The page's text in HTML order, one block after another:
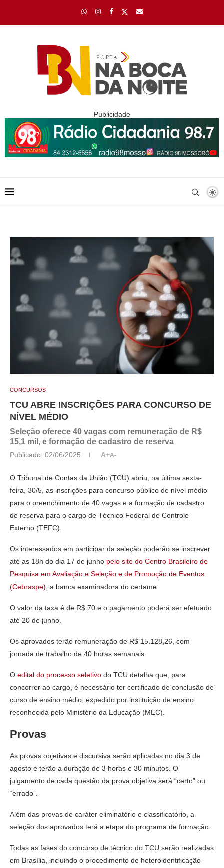
Publicidade
CONCURSOS
TCU ABRE INSCRIÇÕES PARA CONCURSO DE
NÍVEL MÉDIO
Seleção oferece 40 vagas com remuneração de R$
15,1 mil, e formação de cadastro de reserva
Publicado: 02/06/2025 A+A-
O Tribunal de Contas da União (TCU) abriu, na última sexta-
feira, 30/5, as inscrições para concurso público de nível médio
para o preenchimento de 40 vagas e a formação de cadastro
de reserva para o cargo de Técnico Federal de Controle
Externo (TEFC).
Os interessados em participar da seleção poderão se inscrever
até as 18h do dia 17 de junho pelo site do Centro Brasileiro de
Pesquisa em Avaliação e Seleção e de Promoção de Eventos
(Cebraspe) , a banca examinadora do certame.
O valor da taxa é de R$ 70 e o pagamento poderá ser efetuado
até 20 de junho.
Os aprovados terão remuneração de R$ 15.128,26, com
jornada de trabalho de 40 horas semanais.
O edital do processo seletivo do TCU detalha que, para
concorrer ao cargo, é necessário ter certificado de conclusão de
curso de ensino médio, expedido por instituição de ensino
reconhecida pelo Ministério da Educação (MEC).
Provas
As provas objetivas e discursiva serão aplicadas no dia 3 de
agosto e terão a duração de 3 horas e 30 minutos. O
julgamento de cada questão da prova objetiva será “certo” ou
“errado”.
Além das provas de caráter eliminatório e classificatório, a
seleção dos aprovados terá a etapa do programa de formação.
Todas as fases do concurso de técnico do TCU serão realizadas
em Brasília, incluindo o procedimento de heteroidentificação